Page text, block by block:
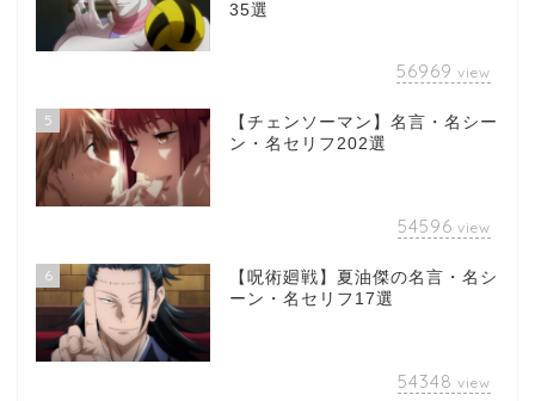
35選
56969 view
5
【チェンソーマン】名言・名シー
ン・名セリフ202選
54596 view
6
【呪術廻戦】夏油傑の名言・名シ
ーン・名セリフ17選
54348 view